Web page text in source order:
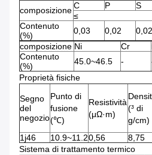
composizioneC P S
≤
Contenuto
(%)
0,03 0,02 0,02
composizione Ni Cr
Contenuto
(%)
45.0~46.5 -
Proprietà fisiche
Segno
del
negozio
Punto di
fusione
(℃)
Resistività
(μΩ·m)
(³ di
g/cm)
1j46
10.9~11.20,56 8,75
Sistema di trattamento termico